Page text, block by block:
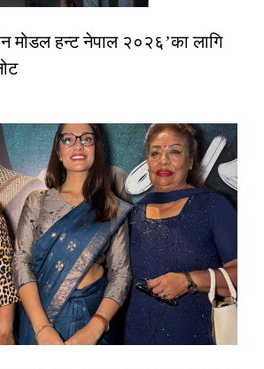
मोडल हन्ट नेपाल २०२६’का लागि